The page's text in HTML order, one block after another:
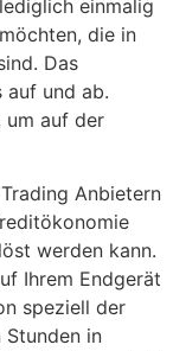
einmalig
die in
Das
auf und ab.
um auf der
Anbietern
werden kann.
Ihrem Endgerät
speziell der
Stunden in